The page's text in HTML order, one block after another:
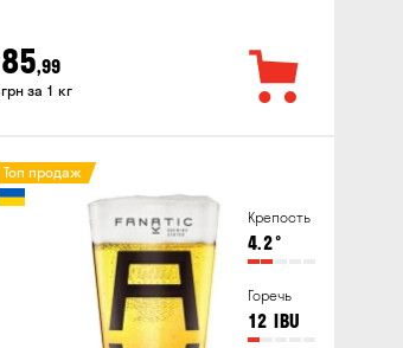
85,99
грн за 1 кг
Крепость
4.2°
Горечь
12 IBU
Топ продаж